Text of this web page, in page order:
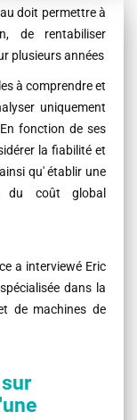
doit permettre à
de rentabiliser
plusieurs années
à comprendre et
uniquement
fonction de ses
la fiabilité et
qu' établir une
du coût global
a interviewé Eric
dans la
de machines de